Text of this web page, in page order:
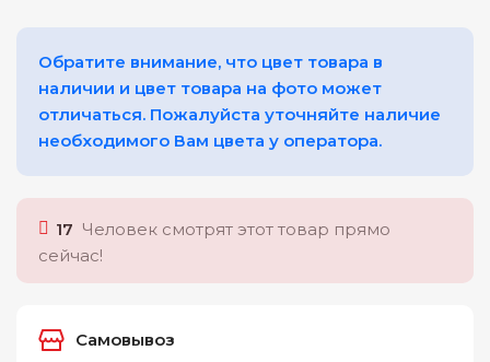
Обратите внимание, что цвет товара в
наличии и цвет товара на фото может
отличаться. Пожалуйста уточняйте наличие
необходимого Вам цвета у оператора.
17 Человек смотрят этот товар прямо
сейчас!
Самовывоз